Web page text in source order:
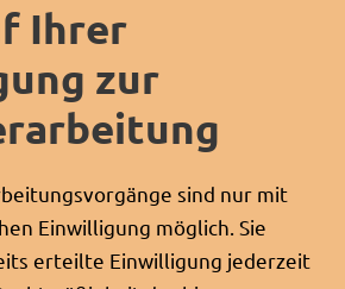
Ihrer
zur
sind nur mit
Einwilligung möglich. Sie
erteilte Einwilligung jederzeit